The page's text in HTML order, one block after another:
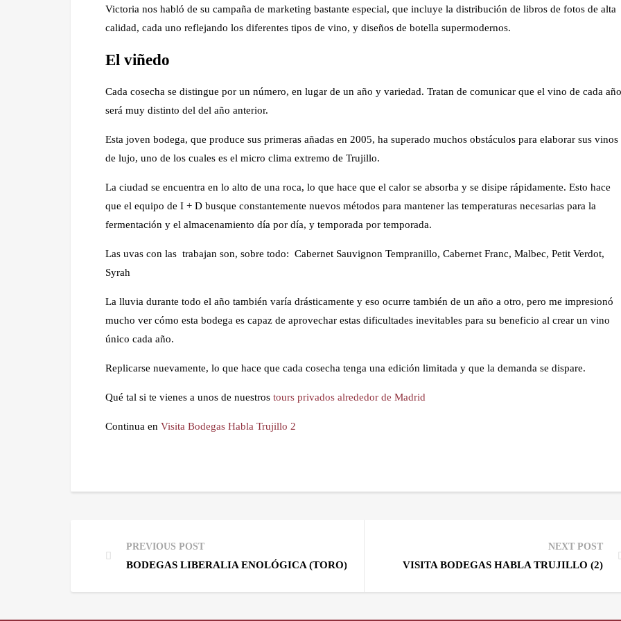
Victoria nos habló de su campaña de marketing bastante especial, que incluye la distribución de libros de fotos de alta
calidad, cada uno reflejando los diferentes tipos de vino, y diseños de botella supermodernos.
El viñedo
Cada cosecha se distingue por un número, en lugar de un año y variedad. Tratan de comunicar que el vino de cada año
será muy distinto del del año anterior.
Esta joven bodega, que produce sus primeras añadas en 2005, ha superado muchos obstáculos para elaborar sus vinos
de lujo, uno de los cuales es el micro clima extremo de Trujillo.
La ciudad se encuentra en lo alto de una roca, lo que hace que el calor se absorba y se disipe rápidamente. Esto hace
que el equipo de I + D busque constantemente nuevos métodos para mantener las temperaturas necesarias para la
fermentación y el almacenamiento día por día, y temporada por temporada.
Las uvas con las trabajan son, sobre todo: Cabernet Sauvignon Tempranillo, Cabernet Franc, Malbec, Petit Verdot,
Syrah
La lluvia durante todo el año también varía drásticamente y eso ocurre también de un año a otro, pero me impresionó
mucho ver cómo esta bodega es capaz de aprovechar estas dificultades inevitables para su beneficio al crear un vino
único cada año.
Replicarse nuevamente, lo que hace que cada cosecha tenga una edición limitada y que la demanda se dispare.
Qué tal si te vienes a unos de nuestros tours privados alrededor de Madrid
Continua en Visita Bodegas Habla Trujillo 2
PREVIOUS POST
BODEGAS LIBERALIA ENOLÓGICA (TORO) Y MEDINA DEL CAMPO.
NEXT POST
VISITA BODEGAS HABLA TRUJILLO (2)